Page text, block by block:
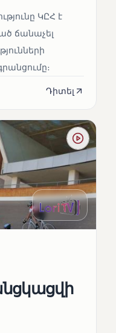
ԿԸՀ է
ճանաչել
Դիտել